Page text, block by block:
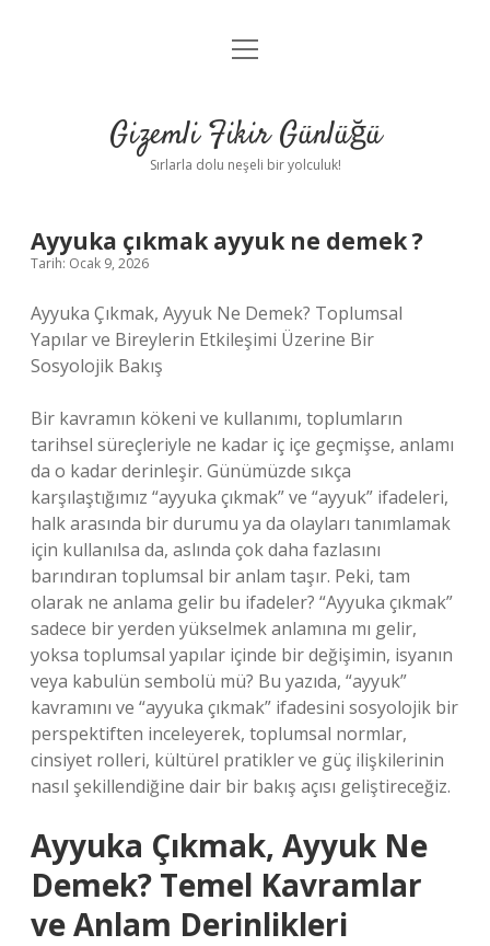
Anasayfa
Yasal Uyarı
menüyü
Gizemli Fikir Günlüğü
Sırlarla dolu neşeli bir yolculuk!
Ayyuka çıkmak ayyuk ne demek ?
Tarih: Ocak 9, 2026
Ayyuka Çıkmak, Ayyuk Ne Demek? Toplumsal
Yapılar ve Bireylerin Etkileşimi Üzerine Bir
Sosyolojik Bakış
Bir kavramın kökeni ve kullanımı, toplumların
tarihsel süreçleriyle ne kadar iç içe geçmişse, anlamı
da o kadar derinleşir. Günümüzde sıkça
karşılaştığımız “ayyuka çıkmak” ve “ayyuk” ifadeleri,
halk arasında bir durumu ya da olayları tanımlamak
için kullanılsa da, aslında çok daha fazlasını
barındıran toplumsal bir anlam taşır. Peki, tam
olarak ne anlama gelir bu ifadeler? “Ayyuka çıkmak”
sadece bir yerden yükselmek anlamına mı gelir,
yoksa toplumsal yapılar içinde bir değişimin, isyanın
veya kabulün sembolü mü? Bu yazıda, “ayyuk”
kavramını ve “ayyuka çıkmak” ifadesini sosyolojik bir
perspektiften inceleyerek, toplumsal normlar,
cinsiyet rolleri, kültürel pratikler ve güç ilişkilerinin
nasıl şekillendiğine dair bir bakış açısı geliştireceğiz.
Ayyuka Çıkmak, Ayyuk Ne
Demek? Temel Kavramlar
ve Anlam Derinlikleri